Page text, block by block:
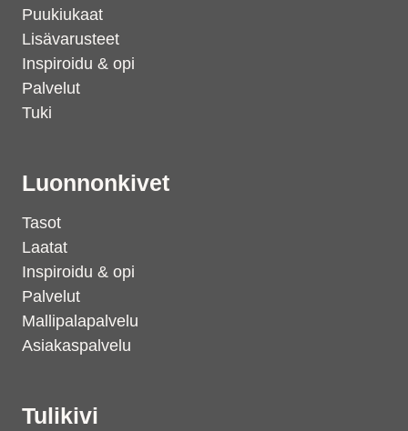
Puukiukaat
Lisävarusteet
Inspiroidu & opi
Palvelut
Tuki
Luonnonkivet
Tasot
Laatat
Inspiroidu & opi
Palvelut
Mallipalapalvelu
Asiakaspalvelu
Tulikivi